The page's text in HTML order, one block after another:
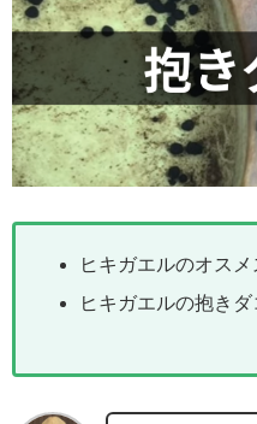
ヒキガエルのオス
ヒキガエルの抱き